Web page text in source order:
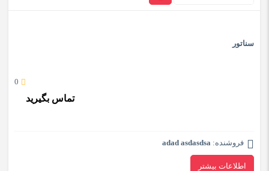
سناتور
0
تماس بگیرید
فروشنده: adad asdasdsa
اطلاعات بیشتر